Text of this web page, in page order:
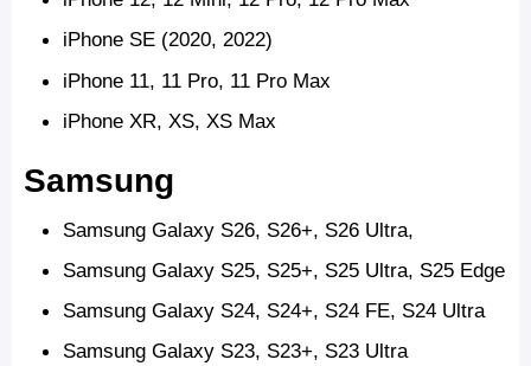
iPhone SE (2020, 2022)
iPhone 11, 11 Pro, 11 Pro Max
iPhone XR, XS, XS Max
Samsung
Samsung Galaxy S26, S26+, S26 Ultra,
Samsung Galaxy S25, S25+, S25 Ultra, S25 Edge
Samsung Galaxy S24, S24+, S24 FE, S24 Ultra
Samsung Galaxy S23, S23+, S23 Ultra